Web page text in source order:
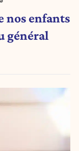
nos enfants
général